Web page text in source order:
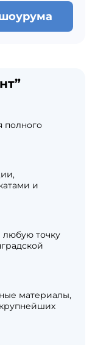
полного
и
любую точку
материалы,